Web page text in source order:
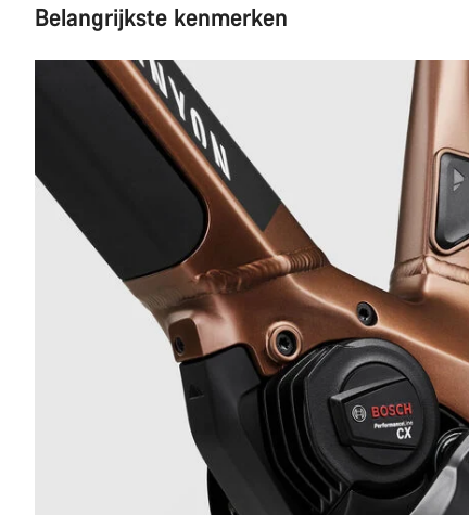
Belangrijkste kenmerken